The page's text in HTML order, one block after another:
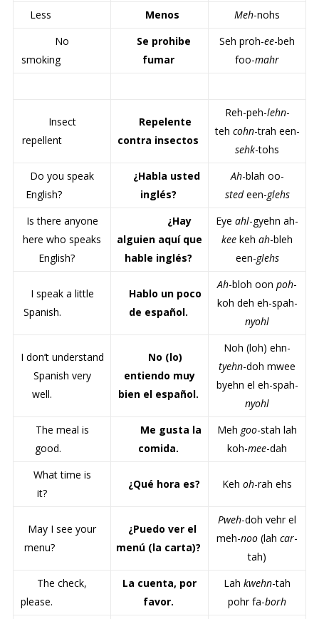
Less Menos Meh-nohs
No
smoking
Se prohibe
fumar
Seh proh-ee-beh
foo-mahr
Insect
repellent
Repelente
contra insectos
Reh-peh-lehn-
teh cohn-trah een-
sehk-tohs
Do you speak
English?
¿Habla usted
inglés?
Ah-blah oo-
stedeen-glehs
Is there anyone
here who speaks
English?
¿Hay
alguien aquí que
hable inglés?
Eye ahl-gyehn ah-
kee keh ah-bleh
een-glehs
I speak a little
Spanish.
Hablo un poco
de español.
Ah-bloh oon poh-
koh deh eh-spah-
nyohl
I don’t understand
Spanish very
well.
No (lo)
entiendo muy
bien el español.
Noh (loh) ehn-
tyehn-doh mwee
byehn el eh-spah-
nyohl
The meal is
good.
Me gusta la
comida.
Meh goo-stah lah
koh-mee-dah
What time is
it?
¿Qué hora es? Keh oh-rah ehs
May I see your
menu?
¿Puedo ver el
menú (la carta)?
Pweh-doh vehr el
meh-noo (lah car-
tah)
The check,
please.
La cuenta, por
favor.
Lah kwehn-tah
pohr fa-borh